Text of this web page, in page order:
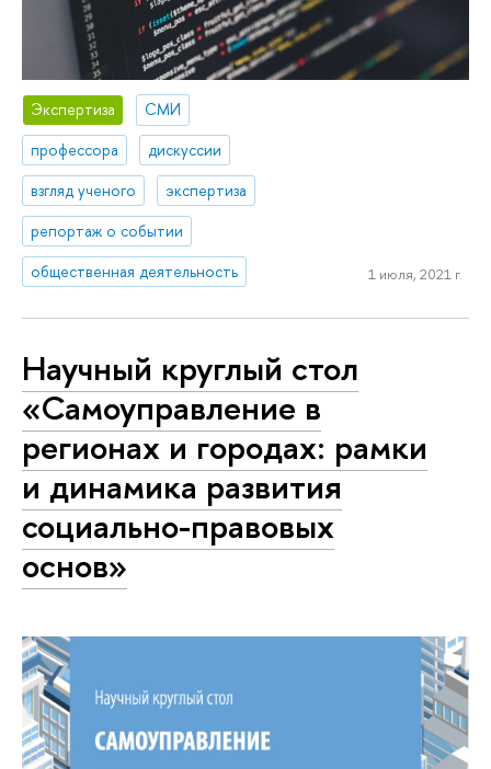
Экспертиза
СМИ
профессора
дискуссии
взгляд ученого
экспертиза
репортаж о событии
общественная деятельность
1 июля, 2021 г.
Научный круглый стол
«Самоуправление в
регионах и городах: рамки
и динамика развития
социально-правовых
основ»